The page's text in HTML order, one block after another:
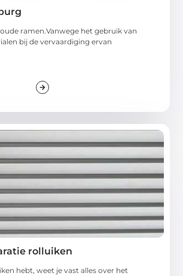
ramen.Vanwege het gebruik van
bij de vervaardiging ervan
rolluiken
hebt, weet je vast alles over het